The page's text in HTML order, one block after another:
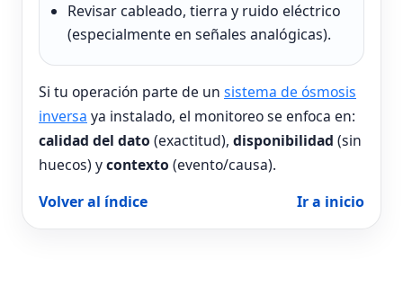
Revisar cableado, tierra y ruido eléctrico
(especialmente en señales analógicas).
Si tu operación parte de un sistema de ósmosis
inversa ya instalado, el monitoreo se enfoca en:
calidad del dato (exactitud), disponibilidad (sin
huecos) ycontexto (evento/causa).
Volver al índice
Ir a inicio